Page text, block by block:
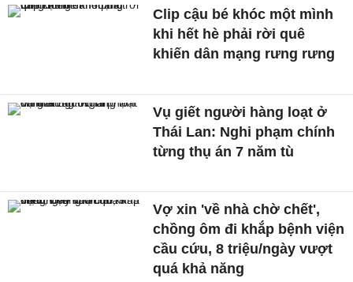
Clip cậu bé khóc một mình
khi hết hè phải rời quê
khiến dân mạng rưng rưng
Vụ giết người hàng loạt ở
Thái Lan: Nghi phạm chính
từng thụ án 7 năm tù
Vợ xin 'về nhà chờ chết',
chồng ôm đi khắp bệnh viện
cầu cứu, 8 triệu/ngày vượt
quá khả năng